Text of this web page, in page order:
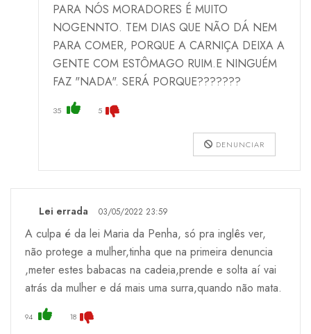
PARA NÓS MORADORES É MUITO
NOGENNTO. TEM DIAS QUE NÃO DÁ NEM
PARA COMER, PORQUE A CARNIÇA DEIXA A
GENTE COM ESTÔMAGO RUIM.E NINGUÉM
FAZ "NADA". SERÁ PORQUE???????
35 5
DENUNCIAR
Lei errada 03/05/2022 23:59
A culpa é da lei Maria da Penha, só pra inglês ver,
não protege a mulher,tinha que na primeira denuncia
,meter estes babacas na cadeia,prende e solta aí vai
atrás da mulher e dá mais uma surra,quando não mata.
94 18